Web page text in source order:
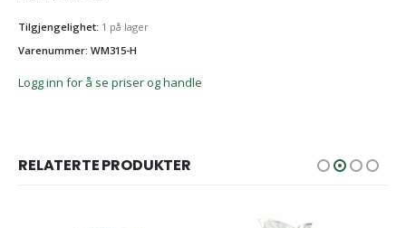
Tilgjengelighet: 1 på lager
Varenummer: WM315-H
Logg inn for å se priser og handle
RELATERTE PRODUKTER